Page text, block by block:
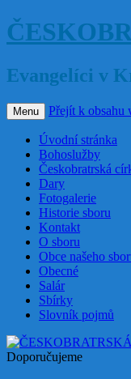
Evangelíci v
Menu Přejít k obsahu
Úvodní stránka
Bohoslužby
Českobratrská
Dary
Fotogalerie
Historie sboru
Kontakt
O sboru
Obce našeho
Obecné
Salár
Sbírky
Slovník pojmů
Doporučujeme